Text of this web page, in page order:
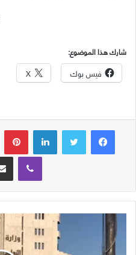
شارك هذا الموضوع:
فيس بوك X
لينكدإن
ڤايبر